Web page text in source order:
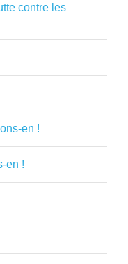
contre les
en !
en !